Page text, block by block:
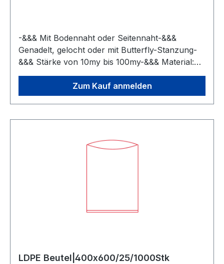
-&&& Mit Bodennaht oder Seitennaht-&&&
Genadelt, gelocht oder mit Butterfly-Stanzung-
&&& Stärke von 10my bis 100my-&&& Material:
LDPE, MDPE, LLDPE, Regenarte
Zum Kauf anmelden
LDPE Beutel|400x600/25/1000Stk